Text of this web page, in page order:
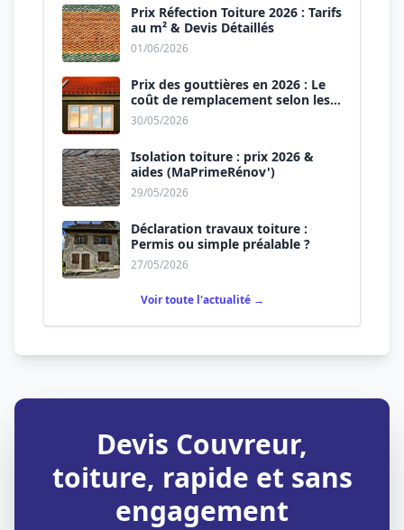
Prix Réfection Toiture 2026 : Tarifs
au m² & Devis Détaillés
01/06/2026
Prix des gouttières en 2026 : Le
coût de remplacement selon les
matériaux
30/05/2026
Isolation toiture : prix 2026 &
aides (MaPrimeRénov')
29/05/2026
Déclaration travaux toiture :
Permis ou simple préalable ?
27/05/2026
Voir toute l'actualité →
Devis Couvreur,
toiture, rapide et sans
engagement